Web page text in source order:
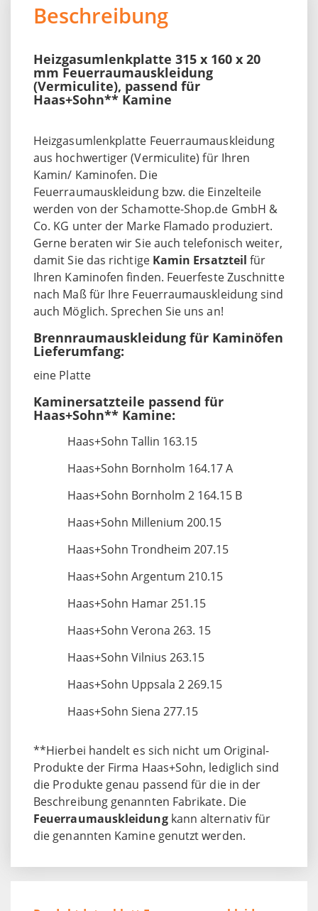
Beschreibung
Heizgasumlenkplatte 315 x 160 x 20
mm Feuerraumauskleidung
(Vermiculite), passend für
Haas+Sohn** Kamine
Heizgasumlenkplatte Feuerraumauskleidung
aus hochwertiger (Vermiculite) für Ihren
Kamin/ Kaminofen. Die
Feuerraumauskleidung bzw. die Einzelteile
werden von der Schamotte-Shop.de GmbH &
Co. KG unter der Marke Flamado produziert.
Gerne beraten wir Sie auch telefonisch weiter,
damit Sie das richtige Kamin Ersatzteil für
Ihren Kaminofen finden. Feuerfeste Zuschnitte
nach Maß für Ihre Feuerraumauskleidung sind
auch Möglich. Sprechen Sie uns an!
Brennraumauskleidung für Kaminöfen
Lieferumfang:
eine Platte
Kaminersatzteile passend für
Haas+Sohn** Kamine:
Haas+Sohn Tallin 163.15
Haas+Sohn Bornholm 164.17 A
Haas+Sohn Bornholm 2 164.15 B
Haas+Sohn Millenium 200.15
Haas+Sohn Trondheim 207.15
Haas+Sohn Argentum 210.15
Haas+Sohn Hamar 251.15
Haas+Sohn Verona 263. 15
Haas+Sohn Vilnius 263.15
Haas+Sohn Uppsala 2 269.15
Haas+Sohn Siena 277.15
**Hierbei handelt es sich nicht um Original-
Produkte der Firma Haas+Sohn, lediglich sind
die Produkte genau passend für die in der
Beschreibung genannten Fabrikate. Die
Feuerraumauskleidungkann alternativ für
die genannten Kamine genutzt werden.